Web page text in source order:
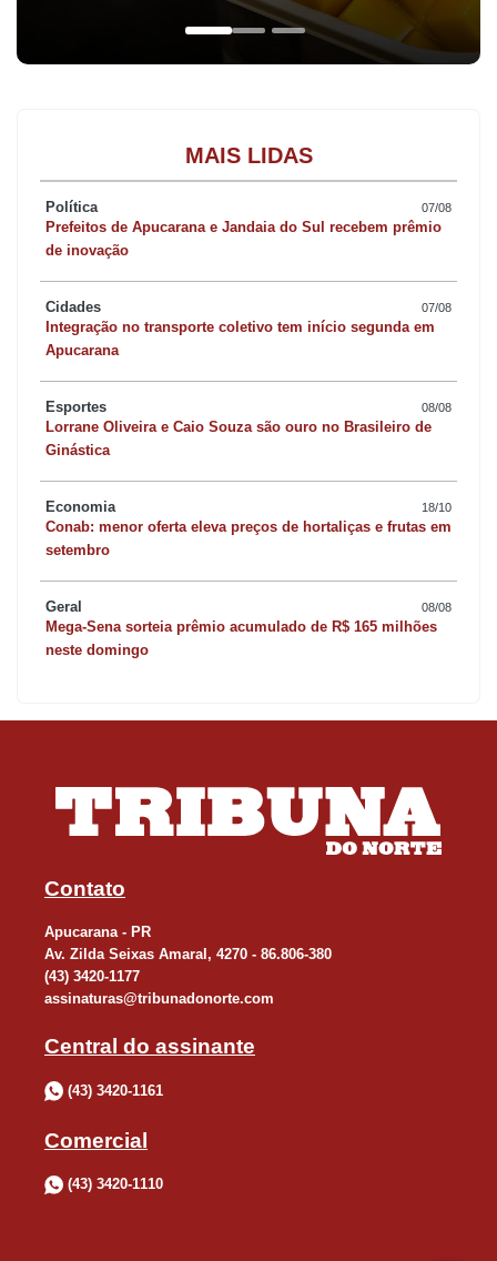
MAIS LIDAS
Política 07/08
Prefeitos de Apucarana e Jandaia do Sul recebem prêmio
de inovação
Cidades 07/08
Integração no transporte coletivo tem início segunda em
Apucarana
Esportes 08/08
Lorrane Oliveira e Caio Souza são ouro no Brasileiro de
Ginástica
Economia 18/10
Conab: menor oferta eleva preços de hortaliças e frutas em
setembro
Geral 08/08
Mega-Sena sorteia prêmio acumulado de R$ 165 milhões
neste domingo
Contato
Apucarana - PR
Av. Zilda Seixas Amaral, 4270 - 86.806-380
(43) 3420-1177
assinaturas@tribunadonorte.com
Central do assinante
(43) 3420-1161
Comercial
(43) 3420-1110